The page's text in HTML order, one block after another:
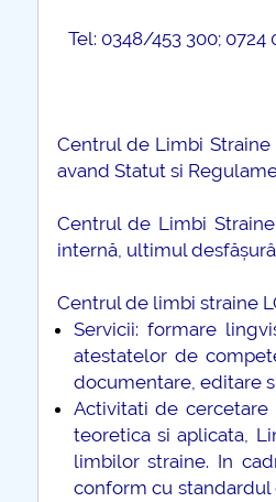
Tel: 0348/453 300;
Centrul de Limbi Straine
avand Statut si
Centrul de Limbi
internă, ultimul
Centrul de limbi straine
Servicii: formare
atestatelor de
documentare, editare
Activitati de cercetare
teoretica si aplicata,
limbilor straine. In
conform cu standardul
Teoretic
informare